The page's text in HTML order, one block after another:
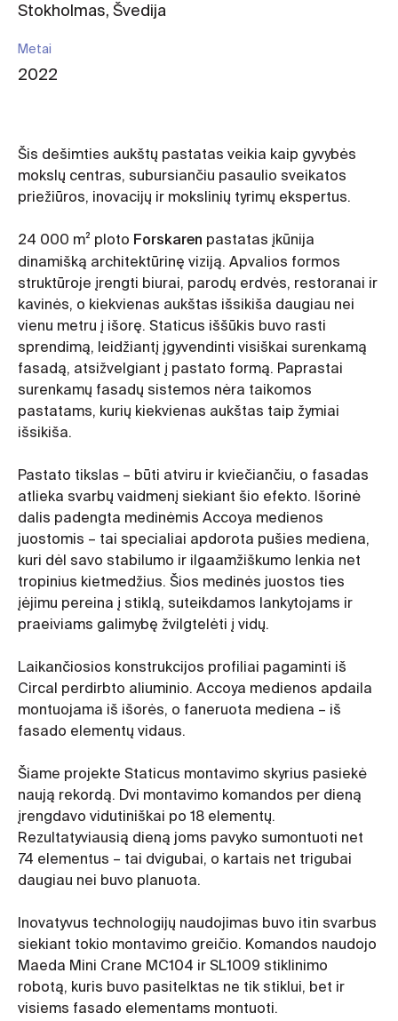
Stokholmas, Švedija
Metai
2022
Šis dešimties aukštų pastatas veikia kaip gyvybės
mokslų centras, subursiančiu pasaulio sveikatos
priežiūros, inovacijų ir mokslinių tyrimų ekspertus.
24 000 m² ploto Forskaren pastatas įkūnija
dinamišką architektūrinę viziją. Apvalios formos
struktūroje įrengti biurai, parodų erdvės, restoranai ir
kavinės, o kiekvienas aukštas išsikiša daugiau nei
vienu metru į išorę. Staticus iššūkis buvo rasti
sprendimą, leidžiantį įgyvendinti visiškai surenkamą
fasadą, atsižvelgiant į pastato formą. Paprastai
surenkamų fasadų sistemos nėra taikomos
pastatams, kurių kiekvienas aukštas taip žymiai
išsikiša.
Pastato tikslas – būti atviru ir kviečiančiu, o fasadas
atlieka svarbų vaidmenį siekiant šio efekto. Išorinė
dalis padengta medinėmis Accoya medienos
juostomis – tai specialiai apdorota pušies mediena,
kuri dėl savo stabilumo ir ilgaamžiškumo lenkia net
tropinius kietmedžius. Šios medinės juostos ties
įėjimu pereina į stiklą, suteikdamos lankytojams ir
praeiviams galimybę žvilgtelėti į vidų.
Laikančiosios konstrukcijos profiliai pagaminti iš
Circal perdirbto aliuminio. Accoya medienos apdaila
montuojama iš išorės, o faneruota mediena – iš
fasado elementų vidaus.
Šiame projekte Staticus montavimo skyrius pasiekė
naują rekordą. Dvi montavimo komandos per dieną
įrengdavo vidutiniškai po 18 elementų.
Rezultatyviausią dieną joms pavyko sumontuoti net
74 elementus – tai dvigubai, o kartais net trigubai
daugiau nei buvo planuota.
Inovatyvus technologijų naudojimas buvo itin svarbus
siekiant tokio montavimo greičio. Komandos naudojo
Maeda Mini Crane MC104 ir SL1009 stiklinimo
robotą, kuris buvo pasitelktas ne tik stiklui, bet ir
visiems fasado elementams montuoti.